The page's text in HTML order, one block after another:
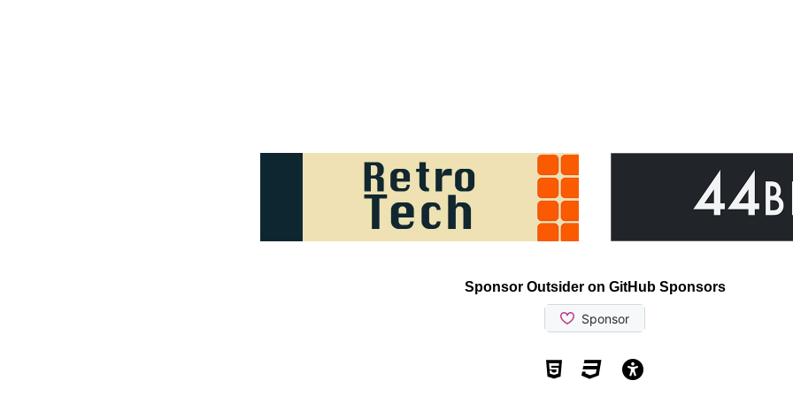
Sponsor Outsider on GitHub Sponsors
Valid HTML5
Valid CSS
WCAG 2.1 AA